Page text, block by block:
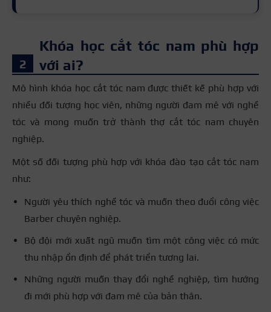
Khóa học cắt tóc nam phù hợp
với ai?
Mô hình khóa học cắt tóc nam được thiết kế phù hợp với
nhiều đối tượng học viên, những người đam mê với nghề
tóc và mong muốn trở thành thợ cắt tóc nam chuyên
nghiệp.
Một số đối tượng phù hợp với khóa đào tạo cắt tóc nam
như:
Người yêu thích nghề tóc và muốn theo đuổi công việc
Barber chuyên nghiệp.
Bộ đội mới xuất ngũ muốn tìm một công việc có mức
thu nhập ổn định để phát triển tương lai.
Những người muốn thay đổi nghề nghiệp, tìm hướng
đi mới phù hợp với đam mê của bản thân.